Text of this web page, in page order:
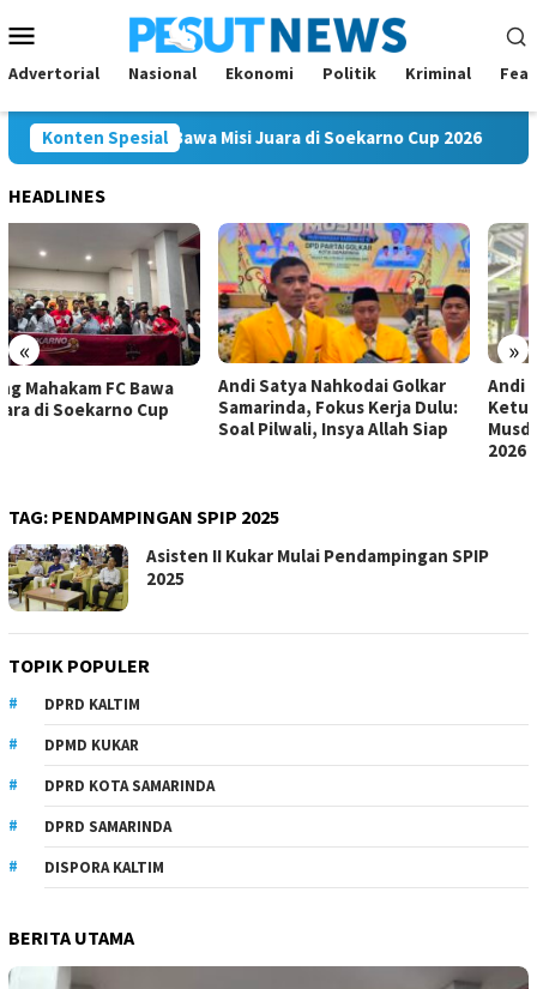
ke
kontenMobile
Advertorial Nasional Ekonomi Politik Kriminal
Konten Spesial
Mahakam FC Bawa Misi Juara di Soekarno Cup 2026
HEADLINES
« »
Andi Satya Nahkodai Golkar
Samarinda, Fokus Kerja Dulu:
Soal Pilwali, Insya Allah Siap
Andi Satya Calon Tunggal
Ketua Golkar Samarinda,
Musda Siap Digelar 8 Agustus
TAG: PENDAMPINGAN SPIP 2025
Asisten II Kukar Mulai Pendampingan SPIP
2025
TOPIK POPULER
DPRD KALTIM
DPMD KUKAR
DPRD KOTA SAMARINDA
DPRD SAMARINDA
DISPORA KALTIM
BERITA UTAMA